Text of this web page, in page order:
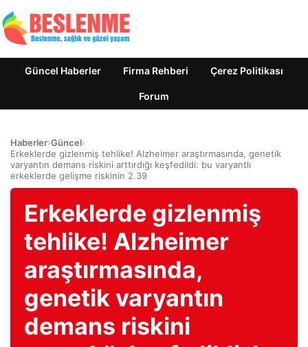
Güncel Haberler Firma Rehberi Çerez Politikası
Forum
Haberler›Güncel›
Erkeklerde gizlenmiş tehlike! Alzheimer araştırmasında, genetik
varyantın demans riskini arttırdığı keşfedildi: bu varyantlı
erkeklerde gelişme riskinin 2.39
Erkeklerde gizlenmiş
tehlike! Alzheimer
araştırmasında,
genetik varyantın
demans riskini